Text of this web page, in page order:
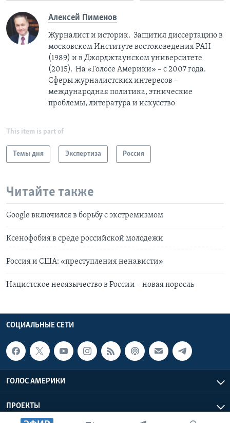
Алексей Пименов
Журналист и историк. Защитил диссертацию в
московском Институте востоковедения РАН
(1989) и в Джорджтаунском университете
(2015). На «Голосе Америки» – с 2007 года.
Сферы журналистских интересов –
международная политика, этнические
проблемы, литература и искусство
This item is part of
Темы дня Экспертиза Россия
Читайте также
Google включился в борьбу с экстремизмом
Ксенофобия в среде российской молодежи
Россия и США: «преступления ненависти»
Нацистское неоязычество в России – новая поросль
СОЦИАЛЬНЫЕ СЕТИ
ГОЛОС АМЕРИКИ
ПРОЕКТЫ